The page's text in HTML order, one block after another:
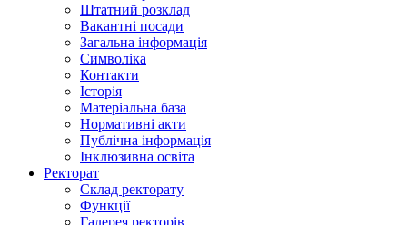
Штатний розклад
Вакантні посади
Загальна інформація
Символіка
Контакти
Історія
Матеріальна база
Нормативні акти
Публічна інформація
Інклюзивна освіта
Ректорат
Склад ректорату
Функції
Галерея ректорів